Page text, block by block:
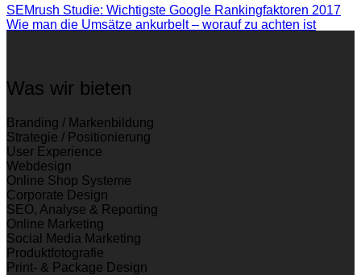
SEMrush Studie: Wichtigste Google Rankingfaktoren 2017
Wie man die Umsätze ankurbelt – worauf zu achten ist
Was wir bieten
Branding / Markenbildung
Strategie / Positionierung
User Experience
Webdesign
Online Shop Systeme
Corporate Design
SEO, Analyse & Reporting
Online Marketing
Social Media Marketing
Produktfotografie
Print- & Package Design